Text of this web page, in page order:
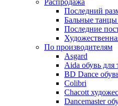
Последний
Бальные
Последние
По производителям
Asgard
Аida обувь для
BD Dance
Colibri
Chacott
Dancemaster